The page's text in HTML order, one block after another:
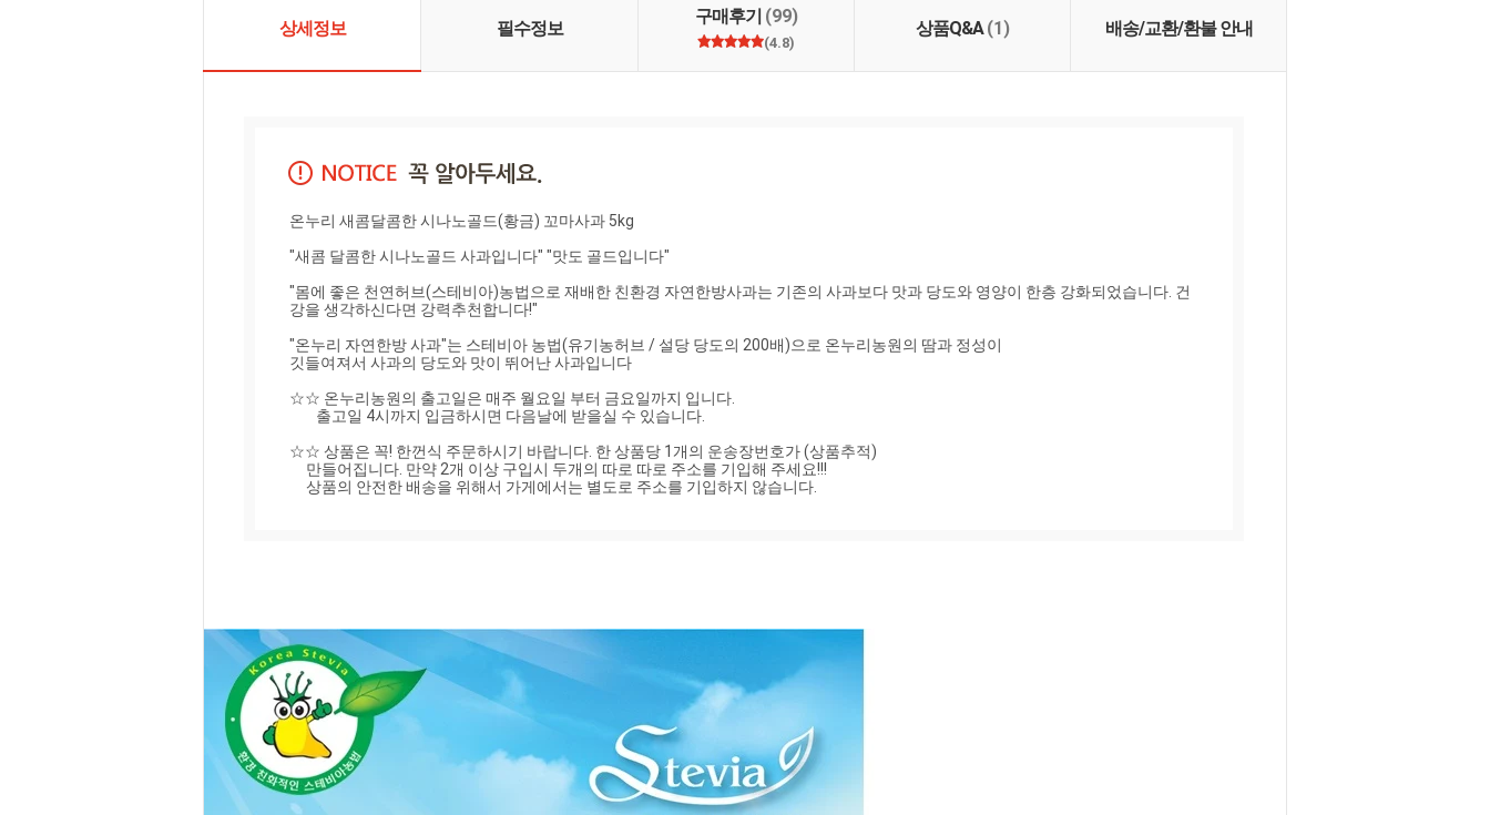
판정"을 받은 안전하고 맛있는 자연
이 만든 식품입니다.
상세정보 필수정보
구매후기 (99)
(4.8)
상품Q&A(1) 배송/교환/환불 안내
온누리 새콤달콤한 시나노골드(황금) 꼬마사과 5kg
"새콤 달콤한 시나노골드 사과입니다" "맛도 골드입니다"
"몸에 좋은 천연허브(스테비아)농법으로 재배한 친환경 자연한방사과는 기존의 사과보다 맛과 당도와 영양이 한층 강화되었습니다. 건
강을 생각하신다면 강력추천합니다!"
"온누리 자연한방 사과"는 스테비아 농법(유기농허브 / 설당 당도의 200배)으로 온누리농원의 땀과 정성이
깃들여져서 사과의 당도와 맛이 뛰어난 사과입니다
☆☆ 온누리농원의 출고일은 매주 월요일 부터 금요일까지 입니다.
☆☆ 상품은 꼭! 한껀식 주문하시기 바랍니다. 한 상품당 1개의 운송장번호가 (상품추적)
     상품의 안전한 배송을 위해서 가게에서는 별도로 주소를 기입하지 않습니다.